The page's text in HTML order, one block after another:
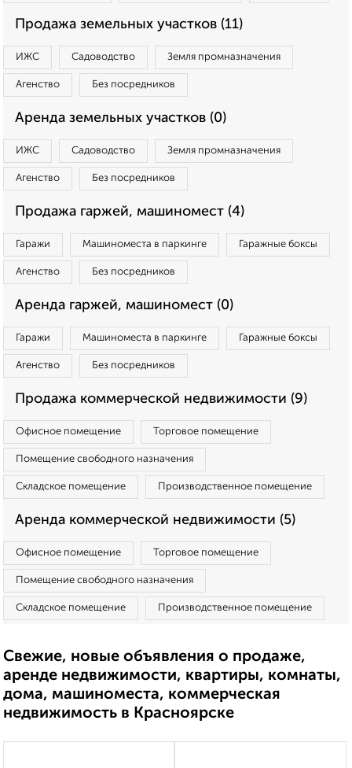
Продажа земельных участков (11)
ИЖС Садоводство Земля промназначения
Агенство Без посредников
Аренда земельных участков (0)
ИЖС Садоводство Земля промназначения
Агенство Без посредников
Продажа гаржей, машиномест (4)
Гаражи Машиноместа в паркинге Гаражные боксы
Агенство Без посредников
Аренда гаржей, машиномест (0)
Гаражи Машиноместа в паркинге Гаражные боксы
Агенство Без посредников
Продажа коммерческой недвижимости (9)
Офисное помещение Торговое помещение
Помещение свободного назначения
Складское помещение Производственное помещение
Аренда коммерческой недвижимости (5)
Офисное помещение Торговое помещение
Помещение свободного назначения
Складское помещение Производственное помещение
Свежие, новые объявления о продаже,
аренде недвижимости, квартиры, комнаты,
дома, машиноместа, коммерческая
недвижимость в Красноярске